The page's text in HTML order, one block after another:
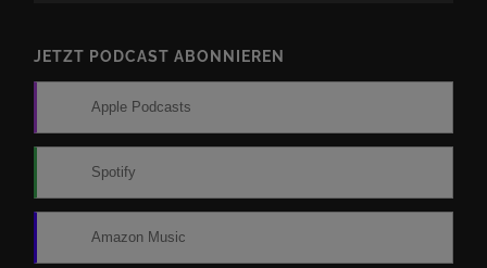
JETZT PODCAST ABONNIEREN
Apple Podcasts
Spotify
Amazon Music